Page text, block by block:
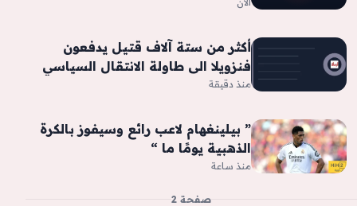
أكثر من ستة آلاف قتيل يدفعون
فنزويلا الى طاولة الانتقال السياسي
منذ دقيقة
” بيلينغهام لاعب رائع وسيفوز بالكرة
الذهبية يومًا ما “
منذ ساعة
صفحة 2